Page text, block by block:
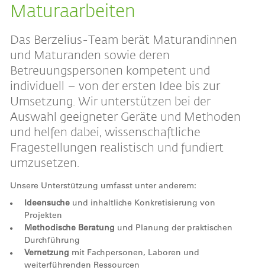
Maturaarbeiten
Das Berzelius-Team berät Maturandinnen
und Maturanden sowie deren
Betreuungspersonen kompetent und
individuell – von der ersten Idee bis zur
Umsetzung. Wir unterstützen bei der
Auswahl geeigneter Geräte und Methoden
und helfen dabei, wissenschaftliche
Fragestellungen realistisch und fundiert
umzusetzen.
Unsere Unterstützung umfasst unter anderem:
Ideensuche und inhaltliche Konkretisierung von
Projekten
Methodische Beratung und Planung der praktischen
Durchführung
Vernetzung mit Fachpersonen, Laboren und
weiterführenden Ressourcen